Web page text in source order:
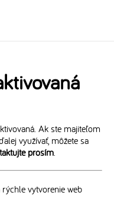
Ak ste majiteľom
využívať, môžete sa
prosím.
vytvorenie web